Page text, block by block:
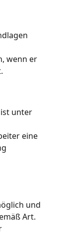
wenn er
unter
eine
und
Art.